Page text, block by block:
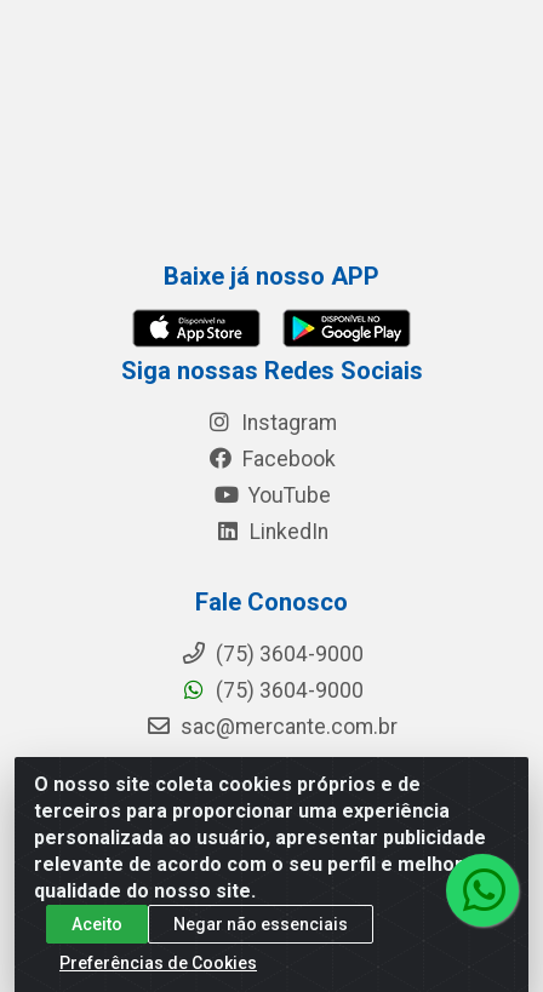
O nosso site coleta cookies próprios e de
terceiros para proporcionar uma experiência
personalizada ao usuário, apresentar publicidade
relevante de acordo com o seu perfil e melhorar a
qualidade do nosso site.
Aceito
Negar não essenciais
Preferências de Cookies
Baixe já nosso APP
Siga nossas Redes Sociais
Instagram
Facebook
YouTube
LinkedIn
Fale Conosco
(75) 3604-9000
(75) 3604-9000
sac@mercante.com.br
Mercante Distribuidora - Rua Mercante, 699 - Aviário, Feira de
Santana/BA - CEP 44.096-218 - CNPJ 96.755.848/0001-08